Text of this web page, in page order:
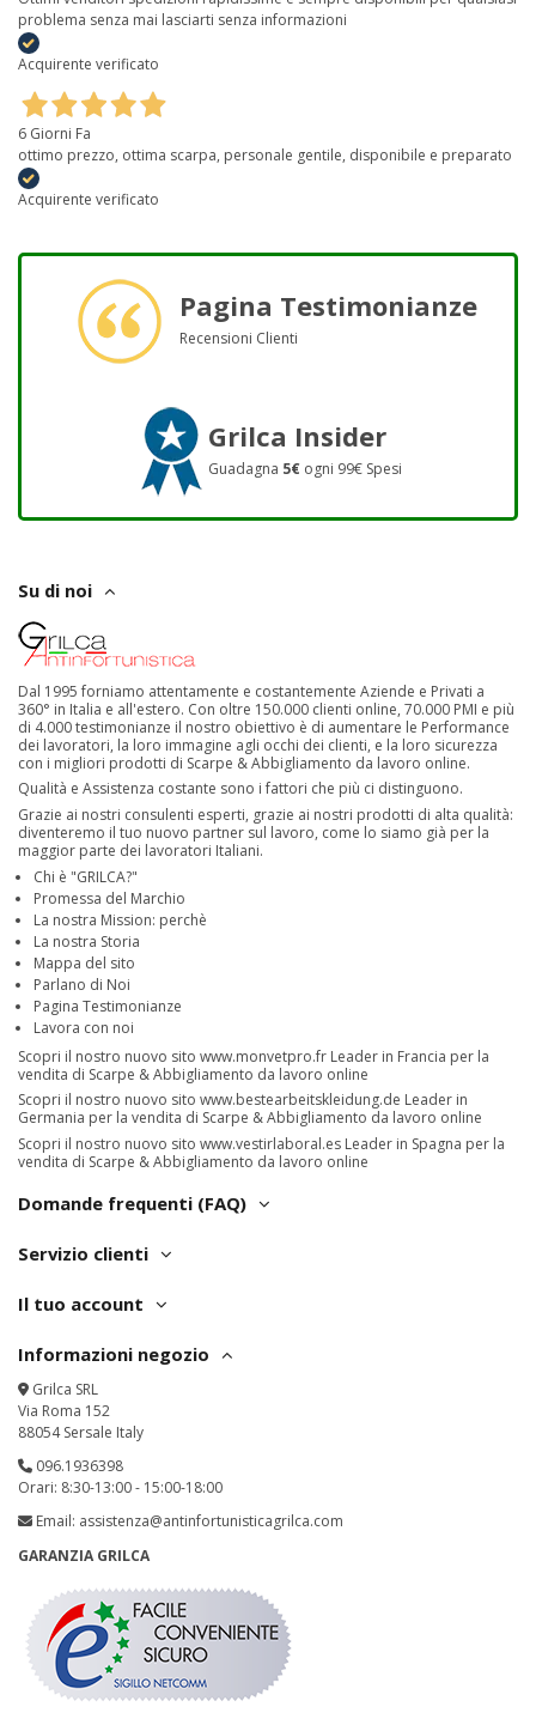
problema senza mai lasciarti senza informazioni
Acquirente verificato
6 Giorni Fa
ottimo prezzo, ottima scarpa, personale gentile, disponibile e preparato
Acquirente verificato
Pagina Testimonianze
Recensioni Clienti
Grilca Insider
Guadagna 5€ ogni 99€ Spesi
Su di noi
Dal 1995 forniamo attentamente e costantemente Aziende e Privati a
360° in Italia e all'estero. Con oltre 150.000 clienti online, 70.000 PMI e più
di 4.000 testimonianze il nostro obiettivo è di aumentare le Performance
dei lavoratori, la loro immagine agli occhi dei clienti, e la loro sicurezza
con i migliori prodotti di Scarpe & Abbigliamento da lavoro online.
Qualità e Assistenza costante sono i fattori che più ci distinguono.
Grazie ai nostri consulenti esperti, grazie ai nostri prodotti di alta qualità:
diventeremo il tuo nuovo partner sul lavoro, come lo siamo già per la
maggior parte dei lavoratori Italiani.
Chi è "GRILCA?"
Promessa del Marchio
La nostra Mission: perchè
La nostra Storia
Mappa del sito
Parlano di Noi
Pagina Testimonianze
Lavora con noi
Scopri il nostro nuovo sito www.monvetpro.fr Leader in Francia per la
vendita di Scarpe & Abbigliamento da lavoro online
Scopri il nostro nuovo sito www.bestearbeitskleidung.de Leader in
Germania per la vendita di Scarpe & Abbigliamento da lavoro online
Scopri il nostro nuovo sito www.vestirlaboral.es Leader in Spagna per la
vendita di Scarpe & Abbigliamento da lavoro online
Domande frequenti (FAQ)
Servizio clienti
Il tuo account
Informazioni negozio
Grilca SRL
Via Roma 152
88054 Sersale Italy
096.1936398
Orari: 8:30-13:00 - 15:00-18:00
Email: assistenza@antinfortunisticagrilca.com
GARANZIA GRILCA